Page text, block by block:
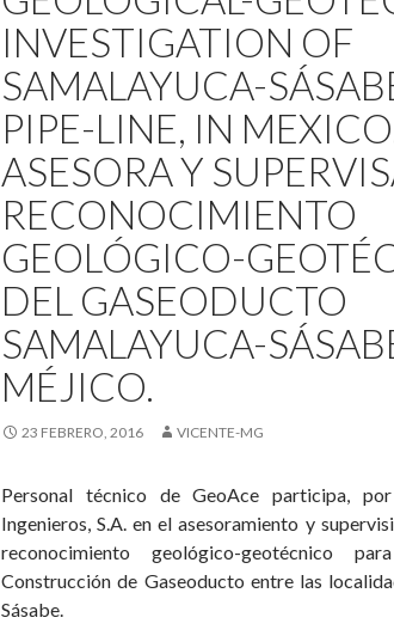
INVESTIGATION OF
SAMALAYUCA-
PIPE-LINE, IN
ASESORA Y
RECONOCIMIENTO
GEOLÓGICO-
DEL GASEODUCTO
SAMALAYUCA-
MÉJICO.
23 FEBRERO, 2016 VICENTE-MG
Personal técnico de GeoAce participa,
Ingenieros, S.A. en el asesoramiento y
reconocimiento geológico-geotécnico
Construcción de Gaseoducto entre las
Sásabe.